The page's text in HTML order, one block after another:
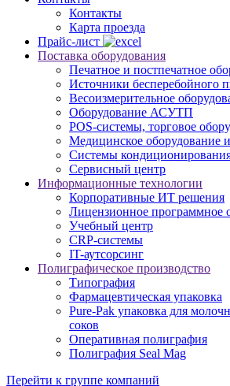
Контакты
Карта проезда
Прайс-лист
Поставка оборудования
Печатное и постпечатное
Источники бесперебойного
Весоизмерительное
Оборудование АСУТП
POS-системы, торговое
Медицинское оборудование
Системы
Сервисный центр
Информационные технологии
Корпоративные ИТ решения
Лицензионное программное
Учебный центр
CRP-системы
IT-аутсорсинг
Полиграфическое производство
Типография
Фармацевтическая упаковка
Pure-Pak упаковка для
соков
Оперативная полиграфия
Полиграфия Seal Mag
Перейти к группе компаний